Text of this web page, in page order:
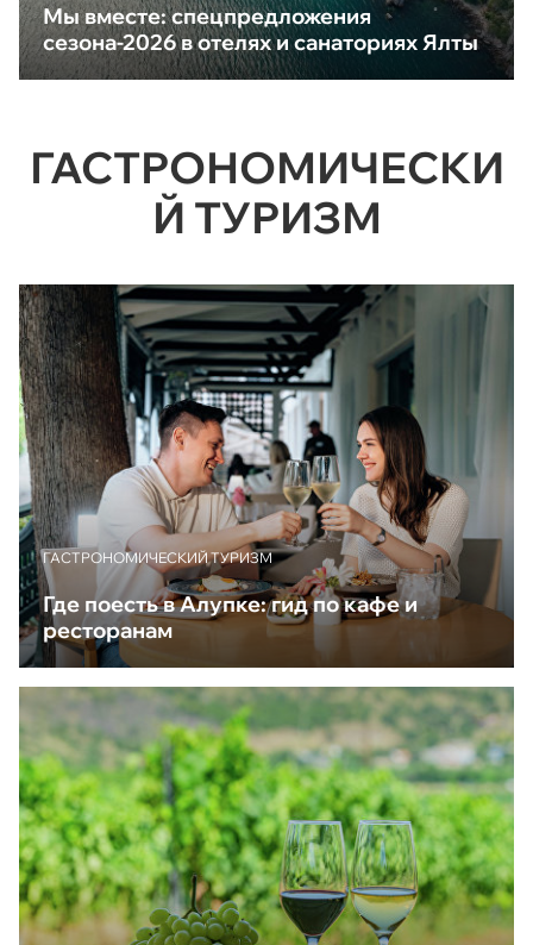
Мы вместе: спецпредложения
сезона-2026 в отелях и санаториях Ялты
ГАСТРОНОМИЧЕСКИ
Й ТУРИЗМ
ГАСТРОНОМИЧЕСКИЙ ТУРИЗМ
Где поесть в Алупке: гид по кафе и
ресторанам